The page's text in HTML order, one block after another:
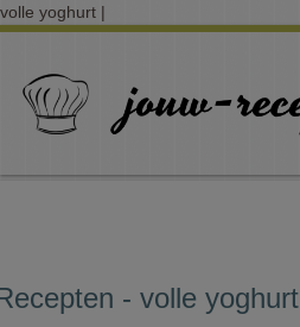
volle yoghurt |
- volle yoghurt